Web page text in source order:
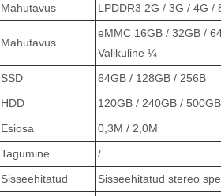
Mahutavus LPDDR3 2G / 3G / 4G /
Mahutavus
eMMC 16GB / 32GB /
Valikuline ¼
SSD
64GB / 128GB / 256B
HDD 120GB / 240GB /
Esiosa
0,3M / 2,0M
Tagumine
/
Sisseehitatud
Sisseehitatud stereo